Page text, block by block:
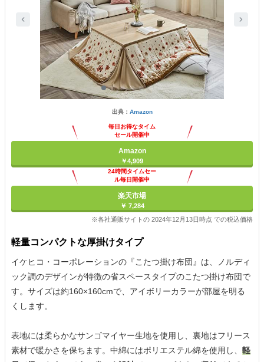
出典： Amazon
毎日お得なタイム
セール開催中
Amazon
￥4,909
24時間タイムセー
ル毎日開催中
楽天市場
￥ 7,284
※各社通販サイトの 2024年12月13日時点 での税込価格
軽量コンパクトな厚掛けタイプ
イケヒコ・コーポレーションの『こたつ掛け布団』は、ノルディ
ック調のデザインが特徴の省スペースタイプのこたつ掛け布団で
す。サイズは約160×160cmで、アイボリーカラーが部屋を明る
くします。
表地には柔らかなサンゴマイヤー生地を使用し、裏地はフリース
素材で暖かさを保ちます。中綿にはポリエステル綿を使用し、 軽